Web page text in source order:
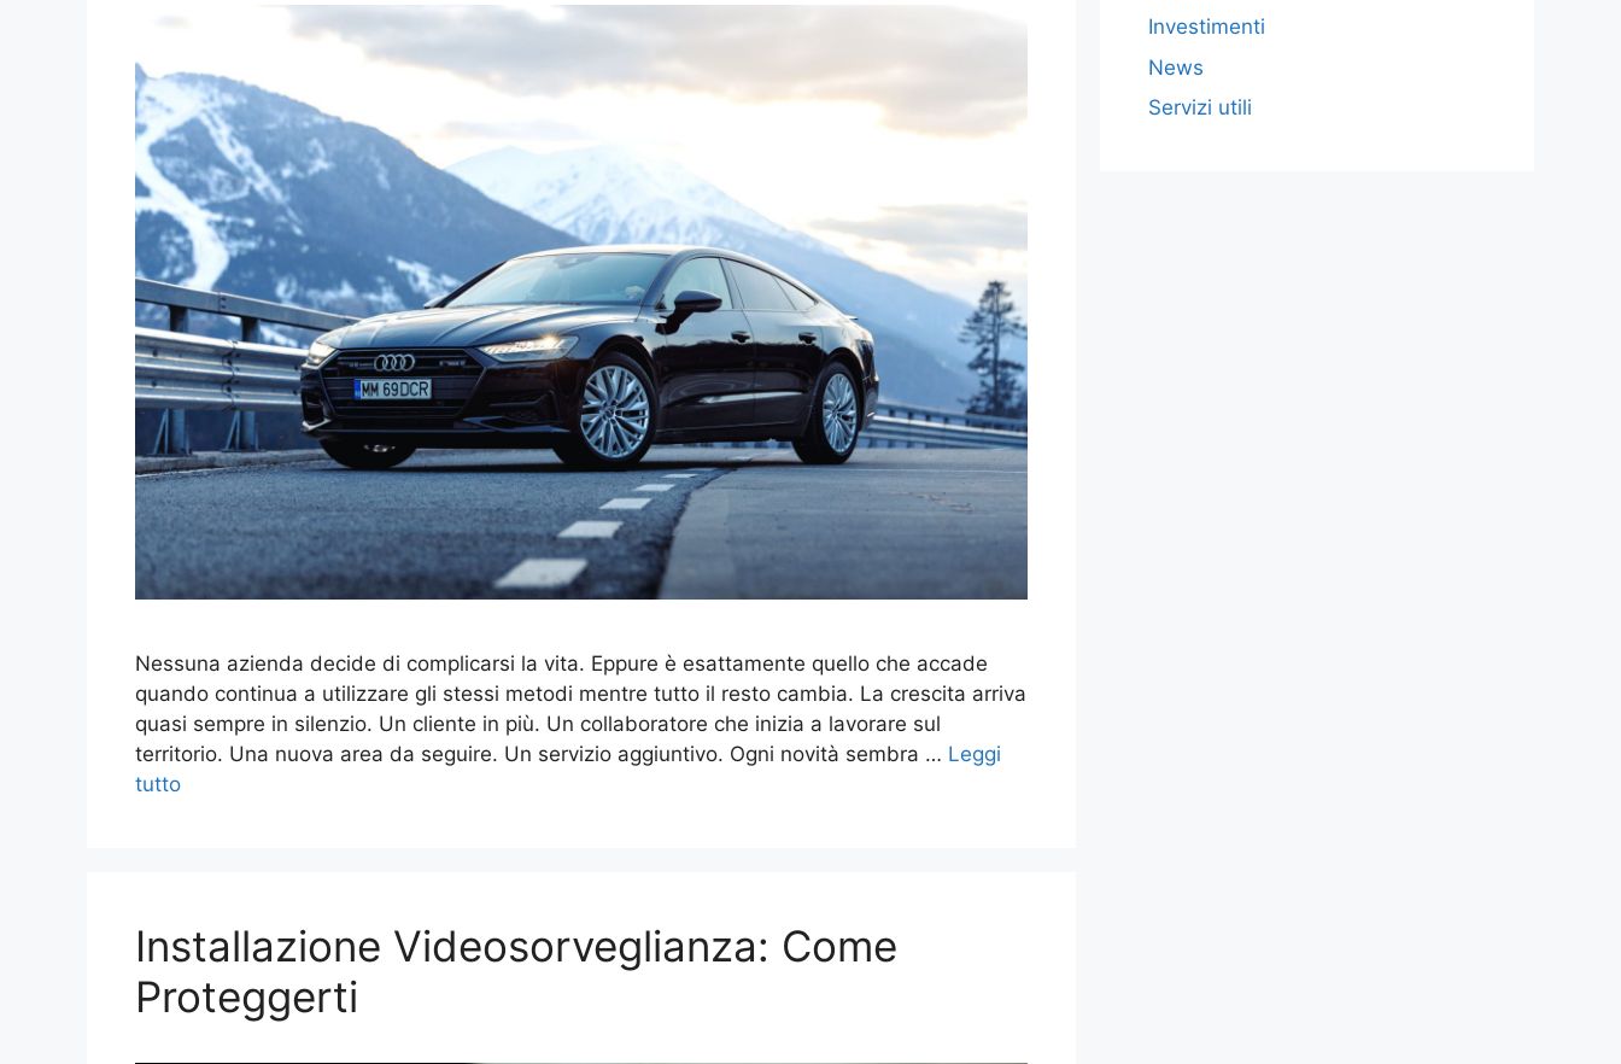
Nessuna azienda decide di complicarsi la vita. Eppure è esattamente quello che accade
quando continua a utilizzare gli stessi metodi mentre tutto il resto cambia. La crescita arriva
quasi sempre in silenzio. Un cliente in più. Un collaboratore che inizia a lavorare sul
territorio. Una nuova area da seguire. Un servizio aggiuntivo. Ogni novità sembra … Leggi
tutto
Installazione Videosorveglianza: Come
Proteggerti
Investimenti
News
Servizi utili